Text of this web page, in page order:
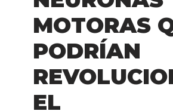
MOTORAS
PODRÍAN
EL